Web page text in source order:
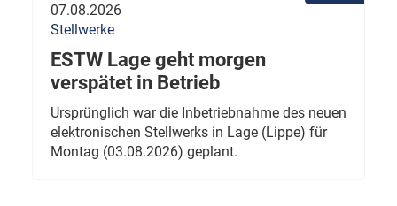
07.08.2026
Stellwerke
ESTW Lage geht morgen
verspätet in Betrieb
Ursprünglich war die Inbetriebnahme des neuen
elektronischen Stellwerks in Lage (Lippe) für
Montag (03.08.2026) geplant.